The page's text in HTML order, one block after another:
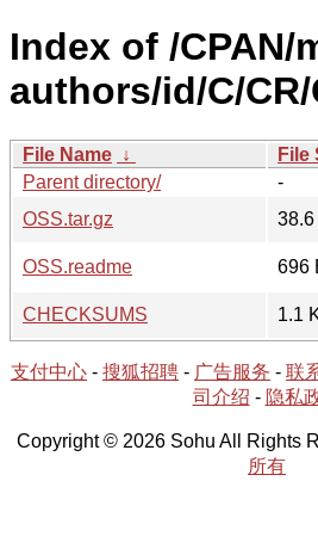
Index of /CPAN/
authors/id/C/CR/
File Name ↓ File
Parent directory/
-
OSS.tar.gz
OSS.readme
696
CHECKSUMS
1.1
支付中心 - 搜狐招聘 - 广告服务 - 联
司介绍 - 隐私
Copyright © 2026 Sohu All Rights
所有